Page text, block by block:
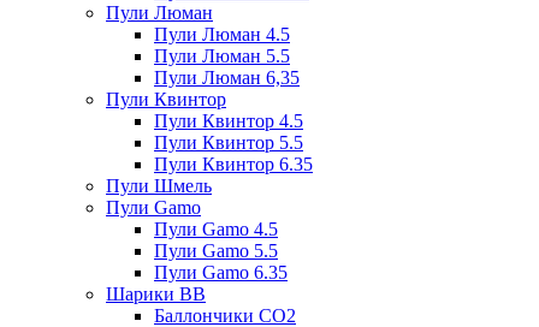
Пули Люман
Пули Люман 4.5
Пули Люман 5.5
Пули Люман 6,35
Пули Квинтор
Пули Квинтор 4.5
Пули Квинтор 5.5
Пули Квинтор 6.35
Пули Шмель
Пули Gamo
Пули Gamo 4.5
Пули Gamo 5.5
Пули Gamo 6.35
Шарики BB
Баллончики CO2